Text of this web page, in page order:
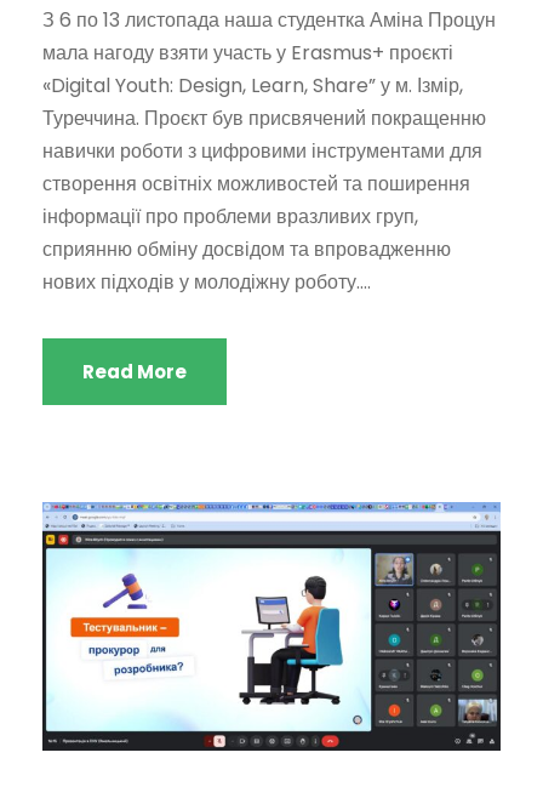
З 6 по 13 листопада наша студентка Аміна Процун
мала нагоду взяти участь у Erasmus+ проєкті
«Digital Youth: Design, Learn, Share” у м. Ізмір,
Туреччина. Проєкт був присвячений покращенню
навички роботи з цифровими інструментами для
створення освітніх можливостей та поширення
інформації про проблеми вразливих груп,
сприянню обміну досвідом та впровадженню
нових підходів у молодіжну роботу....
Read More